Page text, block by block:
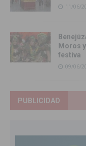
11/06/
Moros
festiva
09/06/
PUBLICIDAD